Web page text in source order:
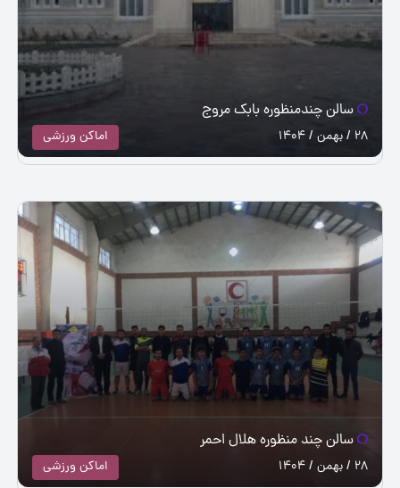
سالن چندمنظوره بابک مروج
اماکن ورزشی 28 / بهمن / 1404
سالن چند منظوره هلال احمر
اماکن ورزشی 28 / بهمن / 1404